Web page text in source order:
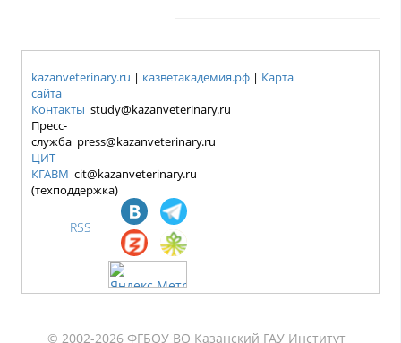
kazanveterinary.ru | казветакадемия.рф | Карта
сайта
Контакты study@kazanveterinary.ru
Пресс-
служба press@kazanveterinary.ru
ЦИТ
КГАВМ cit@kazanveterinary.ru
(техподдержка)
RSS
© 2002-2026 ФГБОУ ВО Казанский ГАУ Институт